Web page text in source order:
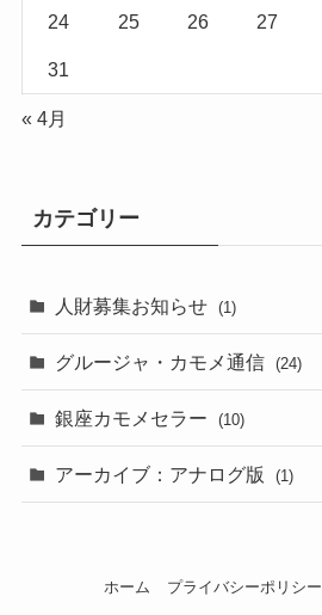
24 25 26 27
31
« 4月
カテゴリー
人財募集お知らせ (1)
グルージャ・カモメ通信 (24)
銀座カモメセラー (10)
アーカイブ：アナログ版 (1)
ホーム プライバシーポリシー